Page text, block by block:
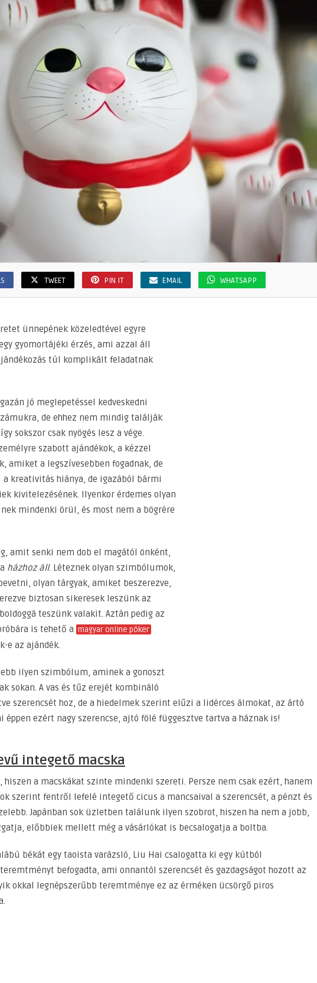
TWEET PIN IT EMAIL WHATSAPP
ünnepének közeledtével egyre
gyomortájéki érzés, ami azzal áll
túl komplikált feladatnak
jó meglepetéssel kedveskedni
de ehhez nem mindig találják
sokszor csak nyögés lesz a vége.
szabott ajándékok, a kézzel
amiket a legszívesebben fogadnak, de
kreativitás hiánya, de igazából bármi
kivitelezésének. Ilyenkor érdemes olyan
mindenki örül, és most nem a bögrére
amit senki nem dob el magától önként,
házhoz áll. Léteznek olyan szimbólumok,
olyan tárgyak, amiket beszerezve,
biztosan sikeresek leszünk az
teszünk valakit. Aztán pedig az
is tehető a magyar online póker
e az ajándék.
ilyen szimbólum, aminek a gonoszt
sokan. A vas és tűz erejét kombináló
szerencsét hoz, de a hiedelmek szerint elűzi a lidérces álmokat, az ártó
ezért nagy szerencse, ajtó fölé függesztve tartva a háznak is!
integető macska
hiszen a macskákat szinte mindenki szereti. Persze nem csak ezért, hanem
szerint fentről lefelé integető cicus a mancsaival a szerencsét, a pénzt és
Japánban sok üzletben találunk ilyen szobrot, hiszen ha nem a jobb,
előbbiek mellett még a vásárlókat is becsalogatja a boltba.
békát egy taoista varázsló, Liu Hai csalogatta ki egy kútból
befogadta, ami onnantól szerencsét és gazdagságot hozott az
okkal legnépszerűbb teremtménye ez az érméken ücsörgő piros